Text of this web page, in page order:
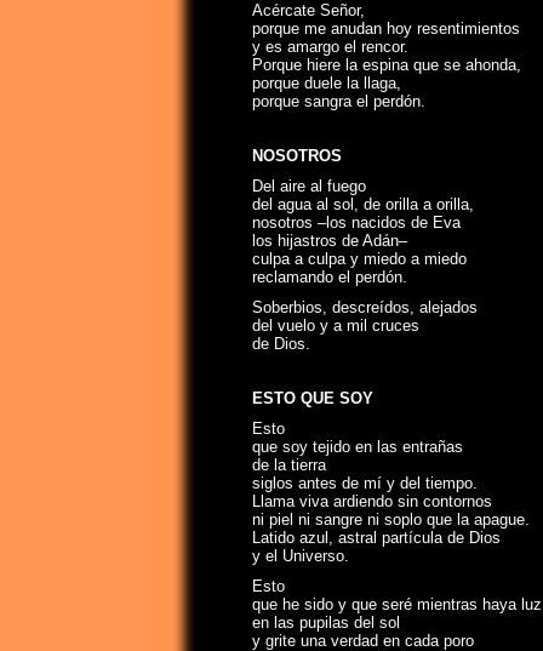
Acércate Señor,
porque me anudan hoy resentimientos
y es amargo el rencor.
Porque hiere la espina que se ahonda,
porque duele la llaga,
porque sangra el perdón.
NOSOTROS
Del aire al fuego
del agua al sol, de orilla a orilla,
nosotros –los nacidos de Eva
los hijastros de Adán–
culpa a culpa y miedo a miedo
reclamando el perdón.
Soberbios, descreídos, alejados
del vuelo y a mil cruces
de Dios.
ESTO QUE SOY
Esto
que soy tejido en las entrañas
de la tierra
siglos antes de mí y del tiempo.
Llama viva ardiendo sin contornos
ni piel ni sangre ni soplo que la apague.
Latido azul, astral partícula de Dios
y el Universo.
Esto
que he sido y que seré mientras haya luz
en las pupilas del sol
y grite una verdad en cada poro